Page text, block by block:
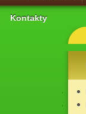
Kontakty